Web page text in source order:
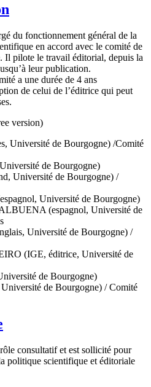
du fonctionnement général de la
en accord avec le comité de
Il pilote le travail éditorial, depuis la
leur publication.
a une durée de 4 ans
de celui de l’éditrice qui peut
version)
Université de Bourgogne) /Comité
de Bourgogne)
Université de Bourgogne) /
Université de Bourgogne)
(espagnol, Université de
Université de Bourgogne) /
(IGE, éditrice, Université de
de Bourgogne)
de Bourgogne) / Comité
consultatif et est sollicité pour
politique scientifique et éditoriale